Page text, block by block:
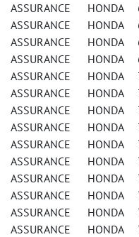
ASSURANCE HONDA
ASSURANCE HONDA
ASSURANCE
ASSURANCE
ASSURANCE
ASSURANCE HONDA
ASSURANCE
ASSURANCE HONDA
ASSURANCE HONDA
ASSURANCE
ASSURANCE HONDA
ASSURANCE HONDA
ASSURANCE HONDA
ASSURANCE HONDA